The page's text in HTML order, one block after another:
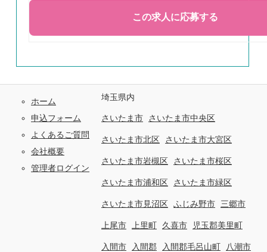
ホーム
申込フォーム
よくあるご質問
会社概要
管理者ログイン
埼玉県内
さいたま市 さいたま市中央区
さいたま市北区 さいたま市大宮区
さいたま市岩槻区 さいたま市桜区
さいたま市浦和区 さいたま市緑区
さいたま市見沼区 ふじみ野市 三郷市
上尾市 上里町 久喜市 児玉郡美里町
入間市 入間郡 入間郡毛呂山町 八潮市